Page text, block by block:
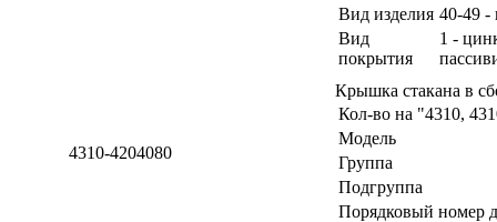
Вид изделия 40-49 -
Вид
покрытия
1 -
4310-4204080
Крышка стакана в
Кол-во на "4310,
Модель
Группа
Подгруппа
Порядковый номер